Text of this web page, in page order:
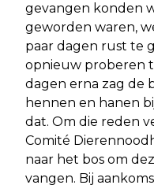
gevangen konden
geworden waren,
paar dagen rust te
opnieuw proberen
dagen erna zag de
hennen en hanen
dat. Om die reden
Comité
naar het bos om
vangen. Bij